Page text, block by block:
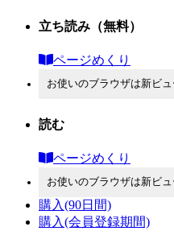
立ち読み （無料）
ページめくり
お使いのブラウザは新ビ
読む
ページめくり
お使いのブラウザは新ビ
購入(90日間)
購入(会員登録期間)